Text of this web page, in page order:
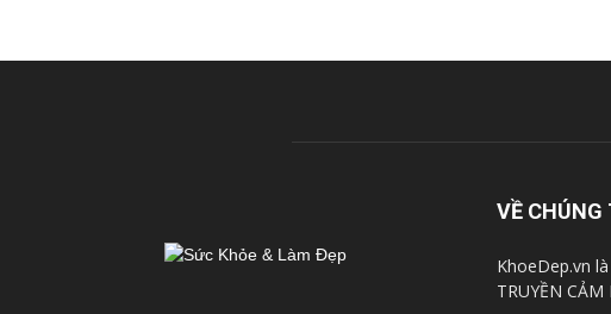
VỀ CHÚNG
KhoeDep.vn
TRUYỀN